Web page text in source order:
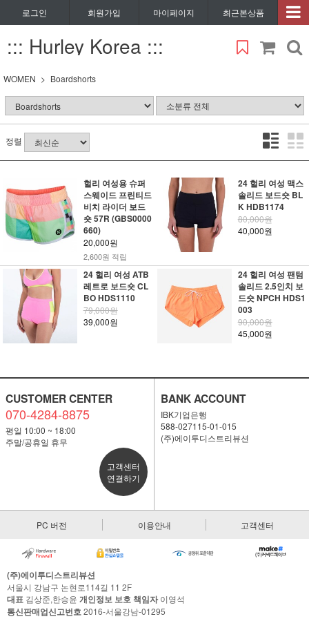
로그인 회원가입 마이페이지 최근본상품
::: Hurley Korea :::
WOMEN Boardshorts
정렬
헐리 여성용 슈퍼
스웨이드 프린티드
비치 라이더 보드
숏 57R (GBS0000
660)
20,000원
2,600원 적립
24 헐리 여성 맥스
솔리드 보드숏 BL
K HDB1174
80,000원
40,000원
24 헐리 여성 ATB
레트로 보드숏 CL
BO HDS1110
79,000원
39,000원
24 헐리 여성 팬텀
솔리드 2.5인치 보
드숏 NPCH HDS1
003
90,000원
45,000원
CUSTOMER CENTER
070-4284-8875
평일 10:00 ~ 18:00
주말/공휴일 휴무
고객센터
연결하기
BANK ACCOUNT
IBK기업은행
588-027115-01-015
(주)에이투디스트리뷰션
PC 버전 이용안내 고객센터
(주)에이투디스트리뷰션
서울시 강남구 논현로114길 11 2F
대표 김상준,한승윤 개인정보 보호 책임자이영석
통신판매업신고번호2016-서울강남-01295